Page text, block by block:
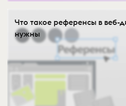
Что такое референсы в веб-
нужны